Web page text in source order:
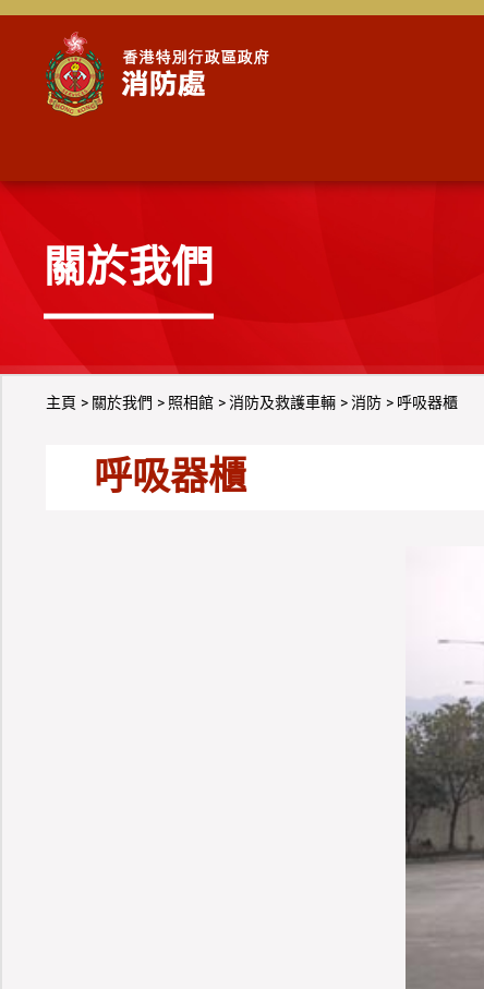
關於我們
主頁 關於我們 照相館 消防及救護車輛 消防 呼吸器櫃
呼吸器櫃